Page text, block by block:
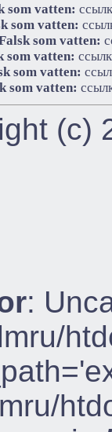
som vatten:
som vatten:
som vatten:
som vatten:
som vatten:
som vatten:
(c)
: